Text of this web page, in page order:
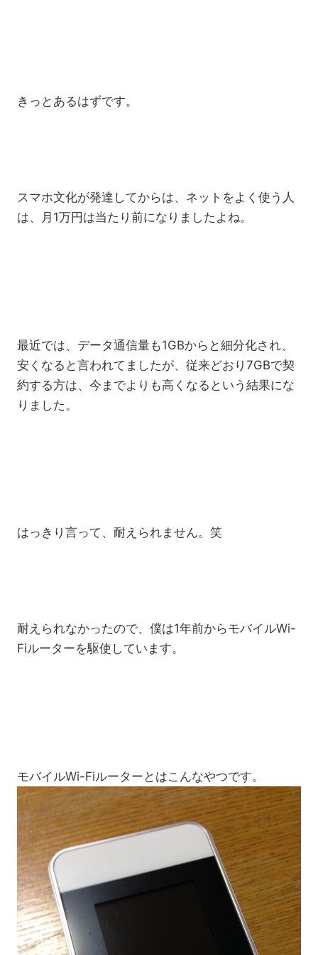
きっとあるはずです。
スマホ文化が発達してからは、ネットをよく使う人
は、月1万円は当たり前になりましたよね。
最近では、データ通信量も1GBからと細分化され、
安くなると言われてましたが、従来どおり7GBで契
約する方は、今までよりも高くなるという結果にな
りました。
はっきり言って、耐えられません。笑
耐えられなかったので、僕は1年前からモバイルWi-
Fiルーターを駆使しています。
モバイルWi-Fiルーターとはこんなやつです。